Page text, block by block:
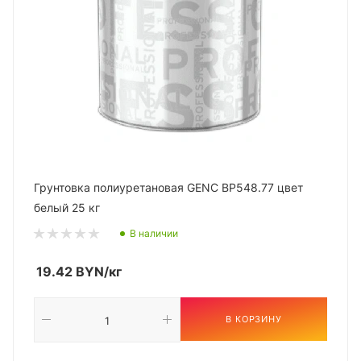
Грунтовка полиуретановая GENC BP548.77 цвет
белый 25 кг
В наличии
19.42 BYN/кг
В КОРЗИНУ